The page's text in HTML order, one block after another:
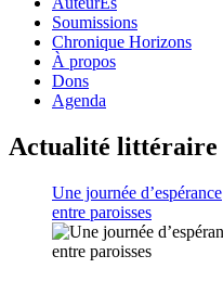
Soumissions
Chronique Horizons
À propos
Dons
Agenda
Actualité littéraire
Une journée d’espérance
entre paroisses